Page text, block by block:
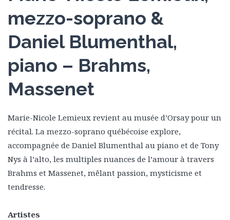
mezzo-soprano &
Daniel Blumenthal,
piano – Brahms,
Massenet
Marie-Nicole Lemieux revient au musée d’Orsay pour un
récital. La mezzo-soprano québécoise explore,
accompagnée de Daniel Blumenthal au piano et de Tony
Nys à l’alto, les multiples nuances de l’amour à travers
Brahms et Massenet, mêlant passion, mysticisme et
tendresse.
Artistes